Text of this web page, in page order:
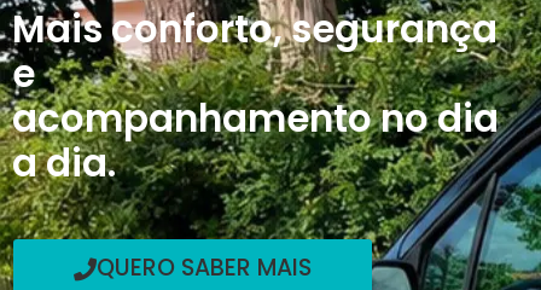
Mais conforto, segurança
e
acompanhamento no dia
a dia.
QUERO SABER MAIS